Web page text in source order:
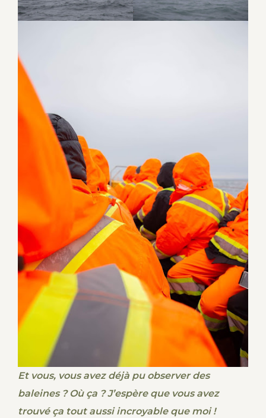
Et vous, vous avez déjà pu observer des
baleines ? Où ça ? J’espère que vous avez
trouvé ça tout aussi incroyable que moi !